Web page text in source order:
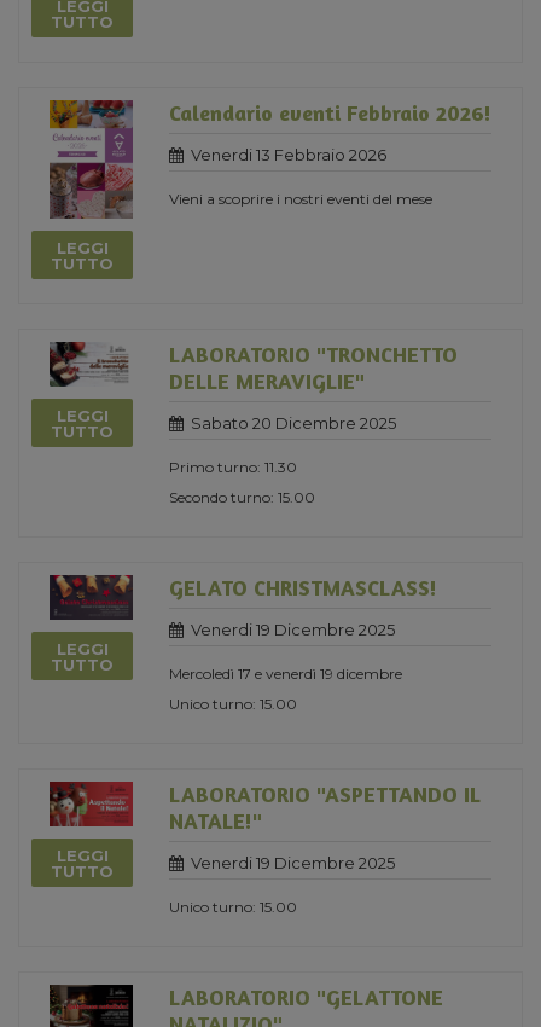
LEGGI
TUTTO
LEGGI
TUTTO
Calendario eventi Febbraio 2026!
Venerdi 13 Febbraio 2026
Vieni a scoprire i nostri eventi del mese
LEGGI
TUTTO
LABORATORIO "TRONCHETTO
DELLE MERAVIGLIE"
Sabato 20 Dicembre 2025
Primo turno: 11.30
Secondo turno: 15.00
LEGGI
TUTTO
GELATO CHRISTMASCLASS!
Venerdi 19 Dicembre 2025
Mercoledì 17 e venerdì 19 dicembre
Unico turno: 15.00
LEGGI
TUTTO
LABORATORIO "ASPETTANDO IL
NATALE!"
Venerdi 19 Dicembre 2025
Unico turno: 15.00
LABORATORIO "GELATTONE